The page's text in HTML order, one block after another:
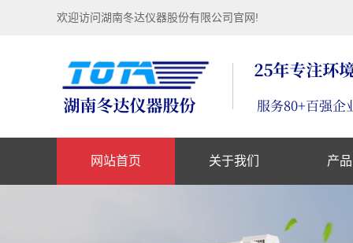
欢迎访问湖南冬达仪器股份有限公司官网!
网站首页 关于我们 产